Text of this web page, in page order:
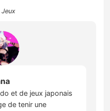
Jeux
et de jeux japonais
de tenir une